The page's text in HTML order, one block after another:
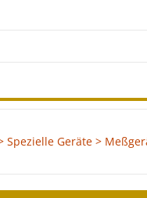
Spezielle Geräte >